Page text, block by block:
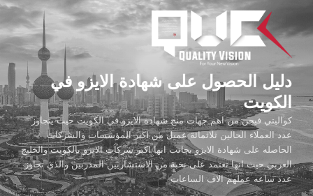
المحتوى
دليل الحصول على شهادة الايزو في
الكويت
كواليتي فيجن من اهم جهات منح شهادة الايزو في الكويت حيث يتجاوز
عدد العملاء الحالين ثلاثمائة عميل من اكبر المؤسسات والشركات
الحاصله على شهادة الايزو بجانب انها اكبر شركات الايزو بالكويت والخليج
العربي حيث انها تعتمد على نخبة من الاستشاريين المدربين والذي تجاوز
عدد ساعه عملهم الاف الساعات